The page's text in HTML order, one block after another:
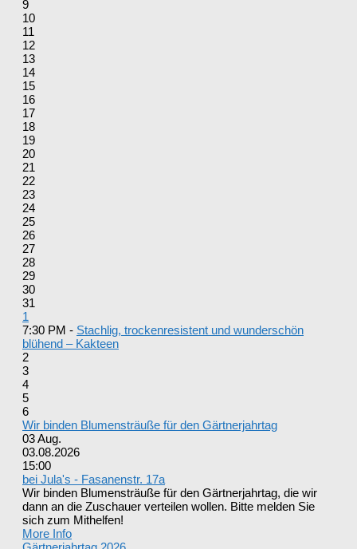
9
10
11
12
13
14
15
16
17
18
19
20
21
22
23
24
25
26
27
28
29
30
31
1
7:30 PM - Stachlig, trockenresistent und wunderschön
blühend – Kakteen
2
3
4
5
6
Wir binden Blumensträuße für den Gärtnerjahrtag
03Aug.
03.08.2026
15:00
bei Jula's - Fasanenstr. 17a
Wir binden Blumensträuße für den Gärtnerjahrtag, die wir
dann an die Zuschauer verteilen wollen. Bitte melden Sie
sich zum Mithelfen!
More Info